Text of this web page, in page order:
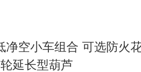
净空小车组合 可选防火
延长型葫芦